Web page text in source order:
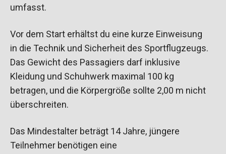
umfasst.
Vor dem Start erhältst du eine kurze Einweisung
in die Technik und Sicherheit des Sportflugzeugs.
Das Gewicht des Passagiers darf inklusive
Kleidung und Schuhwerk maximal 100 kg
betragen, und die Körpergröße sollte 2,00 m nicht
überschreiten.
Das Mindestalter beträgt 14 Jahre, jüngere
Teilnehmer benötigen eine